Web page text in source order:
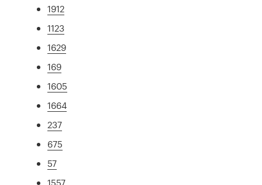
1912
1123
1629
169
1605
1664
237
675
57
1557